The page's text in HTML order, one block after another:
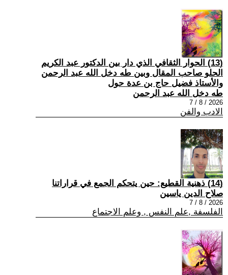
(13) الحوار الثقافي الذي دار بين الدكتور عبد الكريم
الحلو صاحب المقال وبين طه دخل الله عبد الرحمن
والأستاذ فضيل حاج بن عدة حول
طه دخل الله عبد الرحمن
2026 / 8 / 7
الادب والفن
(14) ذهنية القطيع: حين يتحكم الجمع في قراراتنا
صلاح الدين ياسين
2026 / 8 / 7
الفلسفة ,علم النفس , وعلم الاجتماع